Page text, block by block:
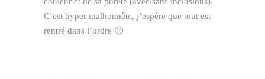
C’est hyper malhonnête, j’espère que tout est
rentré dans l’ordre 🙂